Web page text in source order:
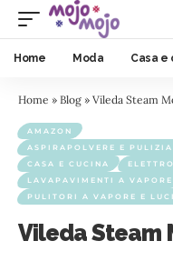
Home Moda Casa e
Home » Blog » Vileda Steam
AMAZON
ASPIRAPOLVERE E
CASA E CUCINA
LAVAPAVIMENTI A VAPORE
PULITORI A VAPORE E
Vileda Steam